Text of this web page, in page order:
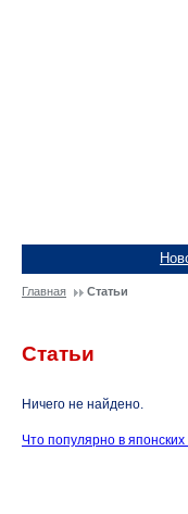
Главная Статьи
Статьи
Ничего не найдено.
Что популярно в